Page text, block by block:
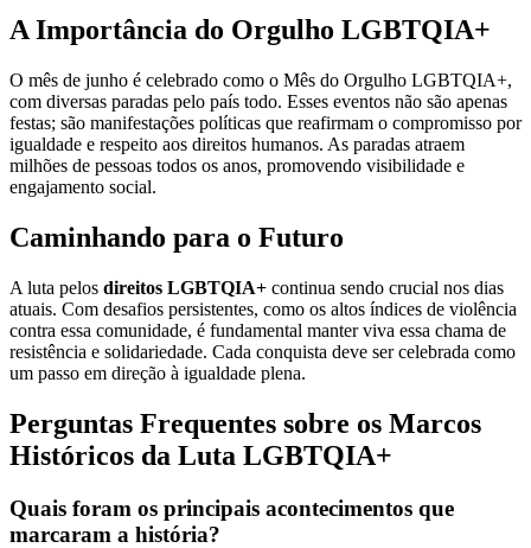
A Importância do Orgulho LGBTQIA+
O mês de junho é celebrado como o Mês do Orgulho LGBTQIA+,
com diversas paradas pelo país todo. Esses eventos não são apenas
festas; são manifestações políticas que reafirmam o compromisso por
igualdade e respeito aos direitos humanos. As paradas atraem
milhões de pessoas todos os anos, promovendo visibilidade e
engajamento social.
Caminhando para o Futuro
A luta pelos direitos LGBTQIA+ continua sendo crucial nos dias
atuais. Com desafios persistentes, como os altos índices de violência
contra essa comunidade, é fundamental manter viva essa chama de
resistência e solidariedade. Cada conquista deve ser celebrada como
um passo em direção à igualdade plena.
Perguntas Frequentes sobre os Marcos
Históricos da Luta LGBTQIA+
Quais foram os principais acontecimentos que
marcaram a história?